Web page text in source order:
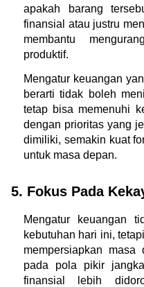
apakah barang
finansial atau justru
membantu
produktif.
Mengatur keuangan
berarti tidak boleh
tetap bisa memenuhi
dengan prioritas yang
dimiliki, semakin kuat
untuk masa depan.
5. Fokus Pada
Mengatur keuangan
kebutuhan hari ini,
mempersiapkan
pada pola pikir
finansial lebih